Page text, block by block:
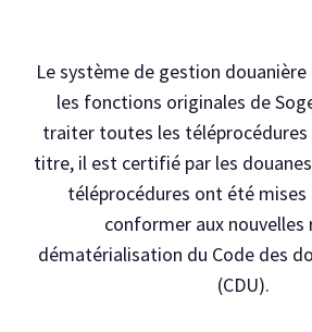
Le système de gestion
les fonctions originales de
traiter toutes les téléprocédures
titre, il est certifié par les
téléprocédures ont été mises
conformer aux nouvelles
dématérialisation du Code des
(CDU).